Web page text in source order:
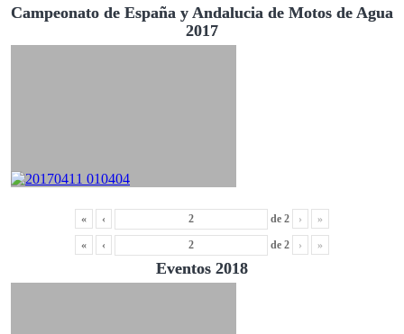
Campeonato de España y Andalucia de Motos de Agua
2017
« ‹ de 2 › »
« ‹ de 2 › »
Eventos 2018